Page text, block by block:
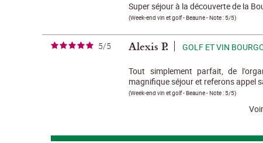
Super séjour à la découverte de la
(Week-end vin et golf - Beaune- Note :5/5)
5/5 Alexis P.
GOLF ET VIN
Tout simplement parfait, de
magnifique séjour et referons appel
(Week-end vin et golf - Beaune- Note :5/5)